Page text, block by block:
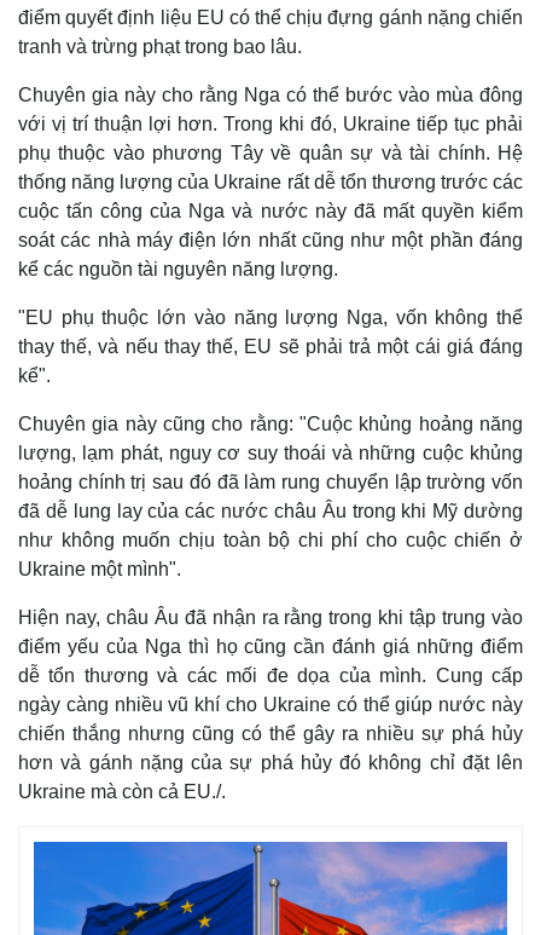
Pháp luật
Vụ án
Tin nóng
Tư vấn luật
Quân sự - Quốc phòng
Vũ khí
Việt Nam
Phân tích
điểm quyết định liệu EU có thể chịu đựng gánh nặng chiến
tranh và trừng phạt trong bao lâu.
Chuyên gia này cho rằng Nga có thể bước vào mùa đông
với vị trí thuận lợi hơn. Trong khi đó, Ukraine tiếp tục phải
phụ thuộc vào phương Tây về quân sự và tài chính. Hệ
thống năng lượng của Ukraine rất dễ tổn thương trước các
cuộc tấn công của Nga và nước này đã mất quyền kiểm
soát các nhà máy điện lớn nhất cũng như một phần đáng
kể các nguồn tài nguyên năng lượng.
"EU phụ thuộc lớn vào năng lượng Nga, vốn không thể
thay thế, và nếu thay thế, EU sẽ phải trả một cái giá đáng
kể".
Chuyên gia này cũng cho rằng: "Cuộc khủng hoảng năng
lượng, lạm phát, nguy cơ suy thoái và những cuộc khủng
hoảng chính trị sau đó đã làm rung chuyển lập trường vốn
đã dễ lung lay của các nước châu Âu trong khi Mỹ dường
như không muốn chịu toàn bộ chi phí cho cuộc chiến ở
Ukraine một mình".
Hiện nay, châu Âu đã nhận ra rằng trong khi tập trung vào
điểm yếu của Nga thì họ cũng cần đánh giá những điểm
dễ tổn thương và các mối đe dọa của mình. Cung cấp
ngày càng nhiều vũ khí cho Ukraine có thể giúp nước này
chiến thắng nhưng cũng có thể gây ra nhiều sự phá hủy
hơn và gánh nặng của sự phá hủy đó không chỉ đặt lên
Ukraine mà còn cả EU./.